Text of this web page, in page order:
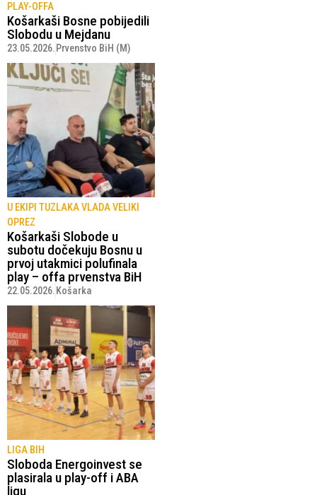
PLAY-OFFA
Košarkaši Bosne pobijedili
Slobodu u Mejdanu
23.05.2026. Prvenstvo BiH (M)
U EKIPI TUZLAKA VLADA VELIKI
OPREZ
Košarkaši Slobode u
subotu dočekuju Bosnu u
prvoj utakmici polufinala
play – offa prvenstva BiH
22.05.2026. Košarka
LIGA BIH
Sloboda Energoinvest se
plasirala u play-off i ABA
ligu